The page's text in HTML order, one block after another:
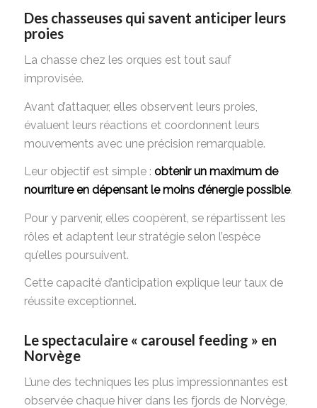
Des chasseuses qui savent anticiper leurs
proies
La chasse chez les orques est tout sauf
improvisée.
Avant d’attaquer, elles observent leurs proies,
évaluent leurs réactions et coordonnent leurs
mouvements avec une précision remarquable.
Leur objectif est simple : obtenir un maximum de
nourriture en dépensant le moins d’énergie possible.
Pour y parvenir, elles coopèrent, se répartissent les
rôles et adaptent leur stratégie selon l’espèce
qu’elles poursuivent.
Cette capacité d’anticipation explique leur taux de
réussite exceptionnel.
Le spectaculaire « carousel feeding » en
Norvège
L’une des techniques les plus impressionnantes est
observée chaque hiver dans les fjords de Norvège,